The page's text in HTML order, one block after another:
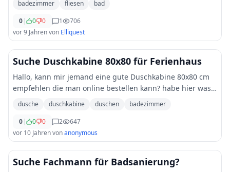
badezimmer fliesen
bad
0| 0 0 1
706
vor 9 Jahrenvon Elliquest
Suche Duschkabine 80x80 für Ferienhaus
Hallo, kann mir jemand eine gute Duschkabine 80x80 cm
empfehlen die man online bestellen kann? habe hier was
gefunden [http://dusche-kaufen.eu/duschkabine-80x80/]
dusche duschkabine duschen
badezimmer
0| 0 0 2
647
vor 10 Jahrenvonanonymous
Suche Fachmann für Badsanierung?